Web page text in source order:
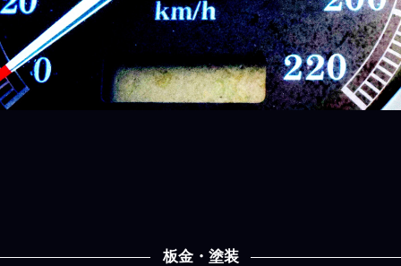
板金・塗装